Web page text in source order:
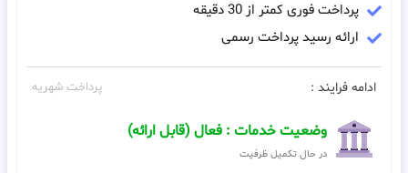
پرداخت فوری کمتر از 30 دقیقه
ارائه رسید پرداخت رسمی
ادامه فرایند : پرداخت شهریه
وضعیت خدمات : فعال (قابل ارائه)
در حال تکمیل ظرفیت